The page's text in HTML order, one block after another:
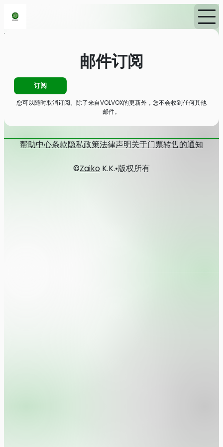
首页
邮件订阅
订阅
您可以随时取消订阅。除了来自VOLVOX的更新外，您不会收到任何其他
邮件。
帮助中心条款隐私政策法律声明关于门票转售的通知
©Zaiko K.K.•版权所有